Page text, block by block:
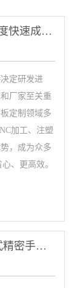
3D 打印手板定制选宏晶佳，高精度快速成型更省心
定研发进
厂家至关重
定制领域多
加工、注塑
，成为众多
、更高效。
宏晶佳专业手板模型制作，一站式精密手板加工厂家